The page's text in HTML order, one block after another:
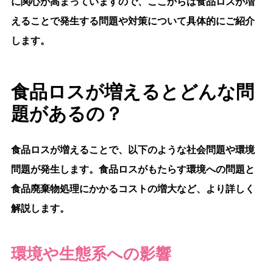
えることで発生する問題や対策について具体的にご紹介
します。
食品ロスが増えるとどんな問
題があるの？
食品ロスが増えることで、以下のような社会問題や環境
問題が発生します。食品ロスがもたらす環境への問題と
食品廃棄物処理にかかるコストの増大など、より詳しく
解説します。
環境や生態系への影響